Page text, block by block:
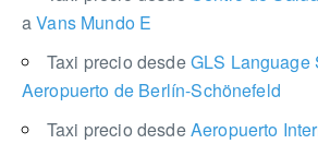
aVans Mundo E
Taxi precio desdeGLS
Aeropuerto de Berlín-Schönefeld
Taxi precio desdeAeropuerto